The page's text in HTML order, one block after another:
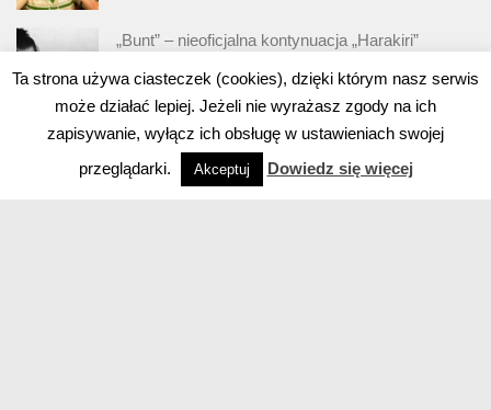
„Bunt” – nieoficjalna kontynuacja „Harakiri”
Ta strona używa ciasteczek (cookies), dzięki którym nasz serwis
może działać lepiej. Jeżeli nie wyrażasz zgody na ich
zapisywanie, wyłącz ich obsługę w ustawieniach swojej
przeglądarki.
Akceptuj Dowiedz się więcej